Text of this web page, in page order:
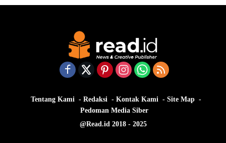
Tentang Kami Redaksi Kontak Kami
Site Map
Pedoman Media Siber
@Read.id 2018 - 2025